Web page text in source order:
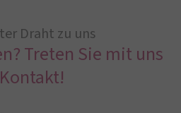
Draht zu uns
Treten Sie mit uns